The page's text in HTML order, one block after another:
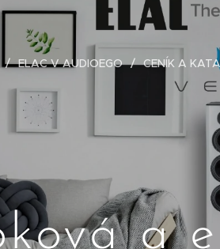
ELAC V AUDIOEGO CENÍK A
a